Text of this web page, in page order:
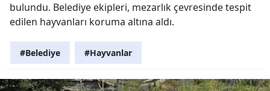
bulundu. Belediye ekipleri, mezarlık çevresinde tespit
edilen hayvanları koruma altına aldı.
#Belediye #Hayvanlar